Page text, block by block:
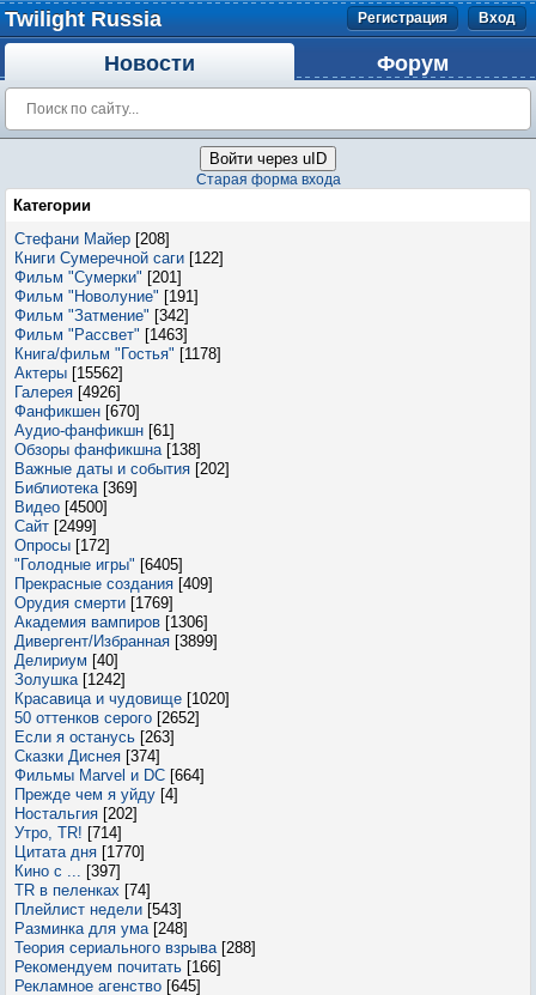
Twilight Russia Регистрация Вход
Новости Форум
Войти через uID
Старая форма входа
Категории
Стефани Майер [208]
Книги Сумеречной саги [122]
Фильм "Сумерки" [201]
Фильм "Новолуние" [191]
Фильм "Затмение" [342]
Фильм "Рассвет" [1463]
Книга/фильм "Гостья" [1178]
Актеры [15562]
Галерея [4926]
Фанфикшен [670]
Аудио-фанфикшн [61]
Обзоры фанфикшна [138]
Важные даты и события [202]
Библиотека [369]
Видео [4500]
Сайт [2499]
Опросы [172]
"Голодные игры" [6405]
Прекрасные создания [409]
Орудия смерти [1769]
Академия вампиров [1306]
Дивергент/Избранная [3899]
Делириум [40]
Золушка [1242]
Красавица и чудовище [1020]
50 оттенков серого [2652]
Если я останусь [263]
Сказки Диснея [374]
Фильмы Marvel и DC [664]
Прежде чем я уйду [4]
Ностальгия [202]
Утро, TR! [714]
Цитата дня [1770]
Кино с ... [397]
TR в пеленках [74]
Плейлист недели [543]
Разминка для ума [248]
Теория сериального взрыва [288]
Рекомендуем почитать [166]
Рекламное агенство [645]